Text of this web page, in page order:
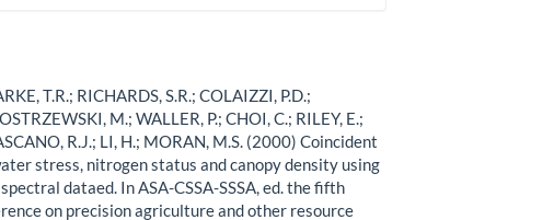
T.R.; RICHARDS, S.R.; COLAIZZI, P.D.;
M.; WALLER, P.; CHOI, C.; RILEY, E.;
R.J.; LI, H.; MORAN, M.S. (2000) Coincident
stress, nitrogen status and canopy density using
dataed. In ASA-CSSA-SSSA, ed. the fifth
on precision agriculture and other resource